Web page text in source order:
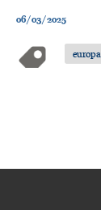
06/03/2025
europa